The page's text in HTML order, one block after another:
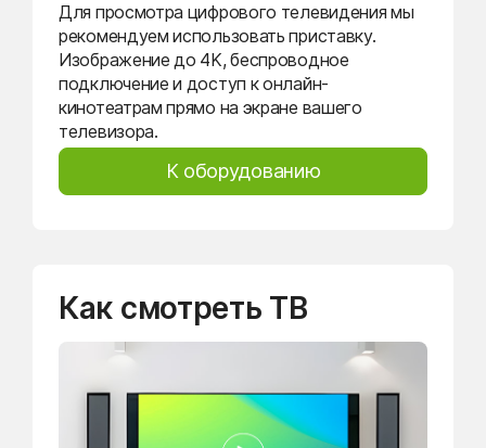
Для просмотра цифрового телевидения мы
рекомендуем использовать приставку.
Изображение до 4K, беспроводное
подключение и доступ к онлайн-
кинотеатрам прямо на экране вашего
телевизора.
К оборудованию
Как смотреть ТВ